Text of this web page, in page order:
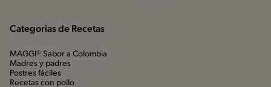
Categorias de Recetas
MAGGI® Sabor a Colombia
Madres y padres
Postres fáciles
Recetas con pollo